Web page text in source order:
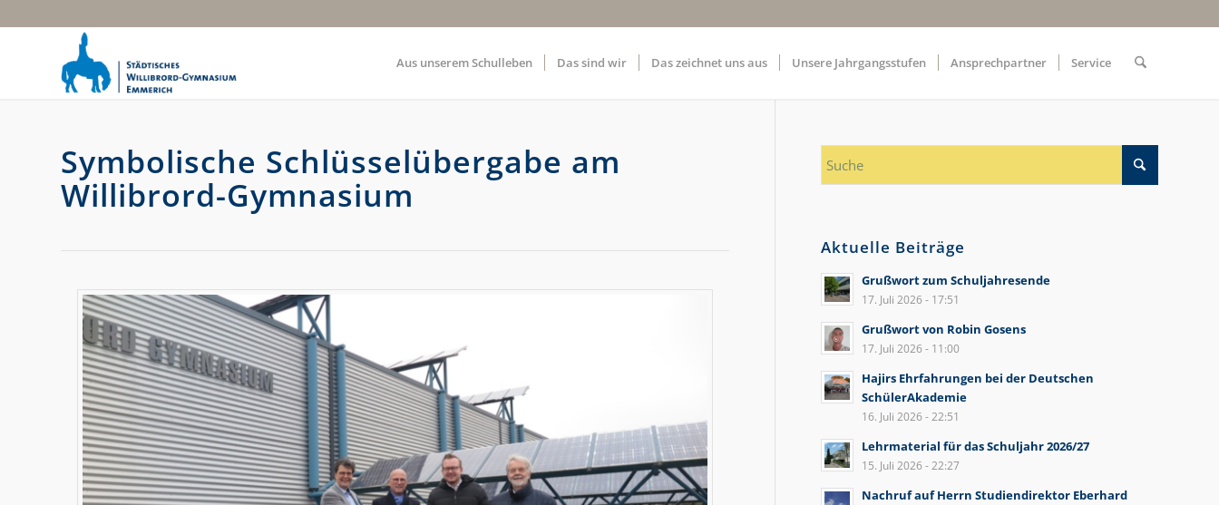
Aus unserem Schulleben Das sind wir Das zeichnet uns aus Unsere Jahrgangsstufen Ansprechpartner Service
Symbolische Schlüsselübergabe am
Willibrord-Gymnasium
Aktuelle Beiträge
Grußwort zum Schuljahresende
17. Juli 2026 - 17:51
Grußwort von Robin Gosens
17. Juli 2026 - 11:00
Hajirs Ehrfahrungen bei der Deutschen
SchülerAkademie
16. Juli 2026 - 22:51
Lehrmaterial für das Schuljahr 2026/27
15. Juli 2026 - 22:27
Nachruf auf Herrn Studiendirektor Eberhard